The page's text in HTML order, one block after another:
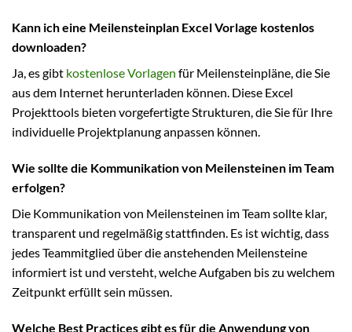
Kann ich eine Meilensteinplan Excel Vorlage kostenlos
downloaden?
Ja, es gibt kostenlose Vorlagen für Meilensteinpläne, die Sie
aus dem Internet herunterladen können. Diese Excel
Projekttools bieten vorgefertigte Strukturen, die Sie für Ihre
individuelle Projektplanung anpassen können.
Wie sollte die Kommunikation von Meilensteinen im Team
erfolgen?
Die Kommunikation von Meilensteinen im Team sollte klar,
transparent und regelmäßig stattfinden. Es ist wichtig, dass
jedes Teammitglied über die anstehenden Meilensteine
informiert ist und versteht, welche Aufgaben bis zu welchem
Zeitpunkt erfüllt sein müssen.
Welche Best Practices gibt es für die Anwendung von